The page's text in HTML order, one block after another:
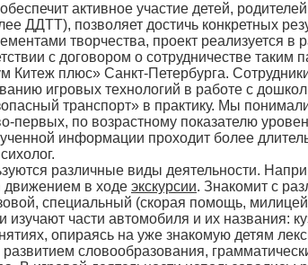
активное участие детей,
ДДТТ), позволяет достичь конкретных
творчества, проект реализуется в
с договором о сотрудничестве
плюс» Санкт-Петербурга.
игровых технологий в работе с
транспорт» в практику. Мы
первых, по возрастному показателю
информации проходит более
различные виды деятельности.
движением в ходе экскурсии. Знакомит с
специальный (скорая помощь,
части автомобиля и их названия:
опираясь на уже знакомую детям
словообразования,